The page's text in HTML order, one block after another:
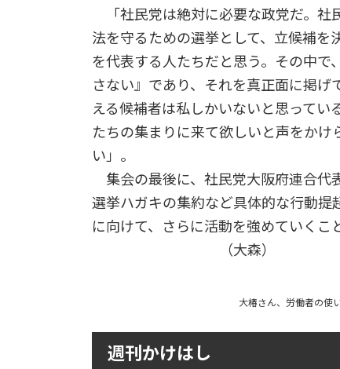
「社民党は絶対に必要な政党だ。社
法を守るための選挙として、立候補
を代表する人たちだと思う。その中
さない』であり、それを真正面に掲
える候補者は私しかいないと思って
たちの集まりに来て欲しいと声をか
い」。
集会の最後に、社民党大阪府連合代
選挙ハガキの集約など具体的な行動提
に向けて、さらに活動を強めていくこ
（大森）
大椿さん、労働者の使
週刊かけはし